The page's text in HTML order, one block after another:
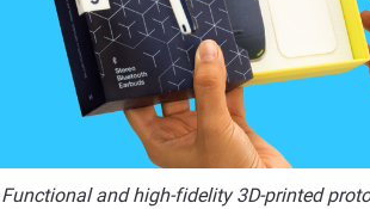
Functional and high-fidelity 3D-printed